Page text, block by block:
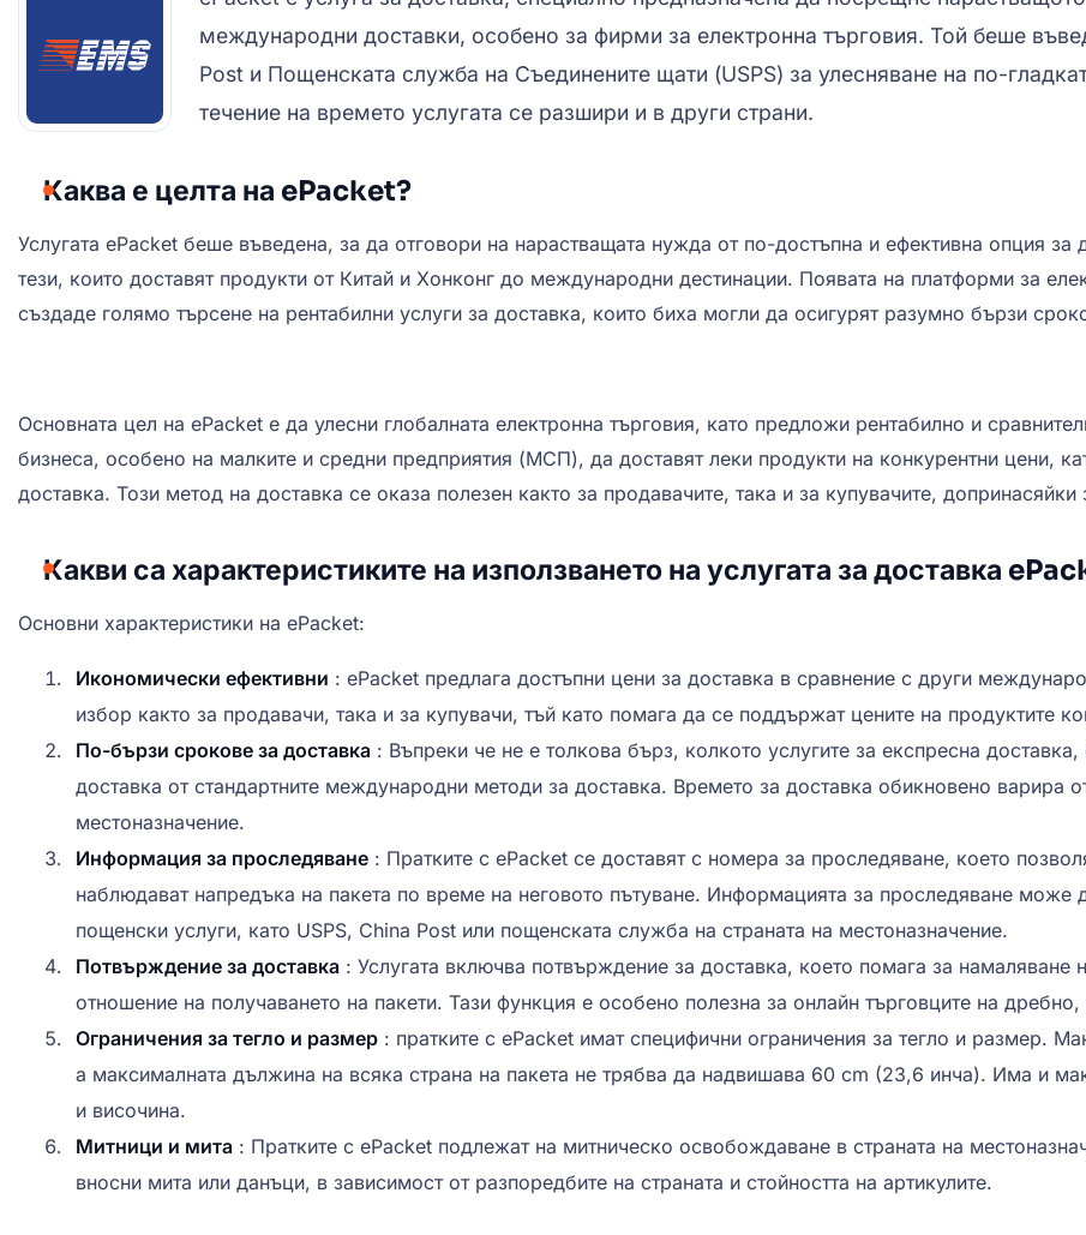
международни доставки, особено за фирми за електронна търговия. Той беше
Post и Пощенската служба на Съединените щати (USPS) за улесняване на по-
течение на времето услугата се разшири и в други страни.
Каква е целта на ePacket?
Услугата ePacket беше въведена, за да отговори на нарастващата нужда от по-достъпна и ефективна опция
тези, които доставят продукти от Китай и Хонконг до международни дестинации. Появата на платформи за
създаде голямо търсене на рентабилни услуги за доставка, които биха могли да осигурят разумно бързи
Основната цел на ePacket е да улесни глобалната електронна търговия, като предложи рентабилно и
бизнеса, особено на малките и средни предприятия (МСП), да доставят леки продукти на конкурентни цени,
доставка. Този метод на доставка се оказа полезен както за продавачите, така и за купувачите,
Какви са характеристиките на използването на услугата за доставка
Основни характеристики на ePacket:
Икономически ефективни : ePacket предлага достъпни цени за доставка в сравнение с други
избор както за продавачи, така и за купувачи, тъй като помага да се поддържат цените на продуктите
По-бързи срокове за доставка : Въпреки че не е толкова бърз, колкото услугите за експресна
доставка от стандартните международни методи за доставка. Времето за доставка обикновено варира
местоназначение.
Информация за проследяване : Пратките с ePacket се доставят с номера за проследяване, което
наблюдават напредъка на пакета по време на неговото пътуване. Информацията за проследяване може
пощенски услуги, като USPS, China Post или пощенската служба на страната на местоназначение.
Потвърждение за доставка : Услугата включва потвърждение за доставка, което помага за
отношение на получаването на пакети. Тази функция е особено полезна за онлайн търговците на
Ограничения за тегло и размер : пратките с ePacket имат специфични ограничения за тегло и размер.
а максималната дължина на всяка страна на пакета не трябва да надвишава 60 cm (23,6 инча). Има и
и височина.
Митници и мита : Пратките с ePacket подлежат на митническо освобождаване в страната на
вносни мита или данъци, в зависимост от разпоредбите на страната и стойността на артикулите.